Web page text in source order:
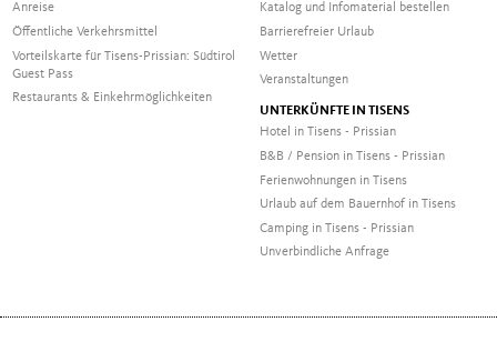
Anreise
Öffentliche Verkehrsmittel
Vorteilskarte für Tisens-Prissian: Südtirol
Guest Pass
Restaurants & Einkehrmöglichkeiten
Katalog und Infomaterial bestellen
Barrierefreier Urlaub
Wetter
Veranstaltungen
UNTERKÜNFTE IN TISENS
Hotel in Tisens - Prissian
B&B / Pension in Tisens - Prissian
Ferienwohnungen in Tisens
Urlaub auf dem Bauernhof in Tisens
Camping in Tisens - Prissian
Unverbindliche Anfrage